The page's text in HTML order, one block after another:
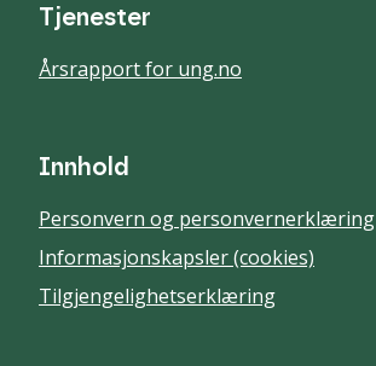
Tjenester
Årsrapport for ung.no
Innhold
Personvern og personvernerklæring
Informasjonskapsler (cookies)
Tilgjengelighetserklæring